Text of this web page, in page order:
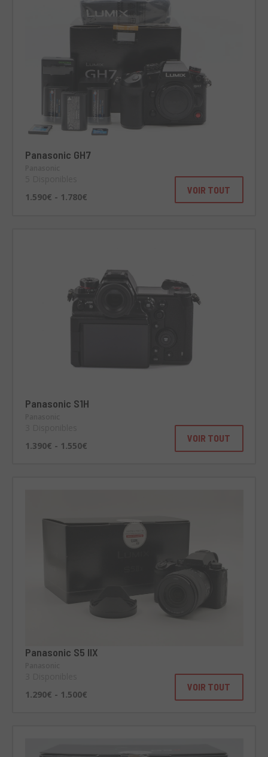
Panasonic GH7
1.590€ - 1.780€
VOIR TOUT
Panasonic S1H
1.390€ - 1.550€
VOIR TOUT
Panasonic S5 IIX
1.290€ - 1.500€
VOIR TOUT